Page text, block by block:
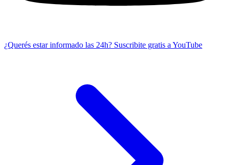
¿Querés estar informado las 24h? Suscribite gratis a YouTube